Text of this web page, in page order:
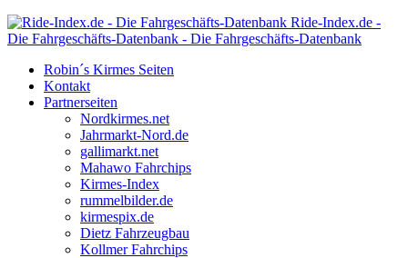
Ride-Index.de -
Die Fahrgeschäfts-Datenbank - Die Fahrgeschäfts-Datenbank
Robin´s Kirmes Seiten
Kontakt
Partnerseiten
Nordkirmes.net
Jahrmarkt-Nord.de
gallimarkt.net
Mahawo Fahrchips
Kirmes-Index
rummelbilder.de
kirmespix.de
Dietz Fahrzeugbau
Kollmer Fahrchips